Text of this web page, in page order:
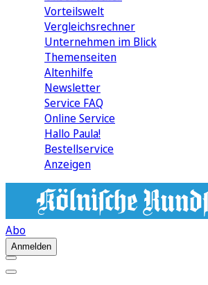
Vorteilswelt
Vergleichsrechner
Unternehmen im Blick
Themenseiten
Altenhilfe
Newsletter
Service FAQ
Online Service
Hallo Paula!
Bestellservice
Anzeigen
Abo
Anmelden